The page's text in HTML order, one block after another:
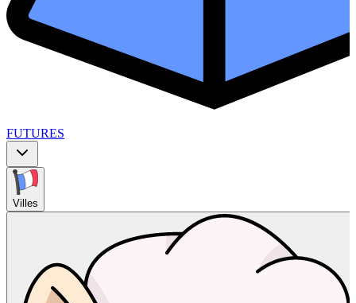
FUTURES
Villes